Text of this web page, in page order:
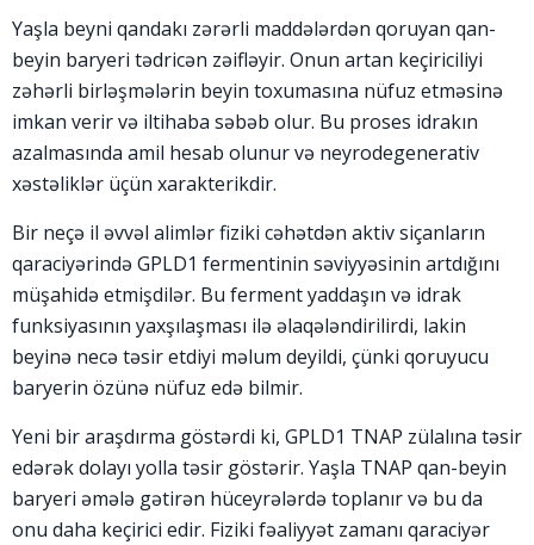
Yaşla beyni qandakı zərərli maddələrdən qoruyan qan-
beyin baryeri tədricən zəifləyir. Onun artan keçiriciliyi
zəhərli birləşmələrin beyin toxumasına nüfuz etməsinə
imkan verir və iltihaba səbəb olur. Bu proses idrakın
azalmasında amil hesab olunur və neyrodegenerativ
xəstəliklər üçün xarakterikdir.
Bir neçə il əvvəl alimlər fiziki cəhətdən aktiv siçanların
qaraciyərində GPLD1 fermentinin səviyyəsinin artdığını
müşahidə etmişdilər. Bu ferment yaddaşın və idrak
funksiyasının yaxşılaşması ilə əlaqələndirilirdi, lakin
beyinə necə təsir etdiyi məlum deyildi, çünki qoruyucu
baryerin özünə nüfuz edə bilmir.
Yeni bir araşdırma göstərdi ki, GPLD1 TNAP zülalına təsir
edərək dolayı yolla təsir göstərir. Yaşla TNAP qan-beyin
baryeri əmələ gətirən hüceyrələrdə toplanır və bu da
onu daha keçirici edir. Fiziki fəaliyyət zamanı qaraciyər